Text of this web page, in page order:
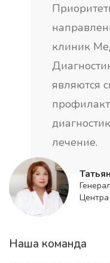
клиник
являются
лечение.
Наша команда